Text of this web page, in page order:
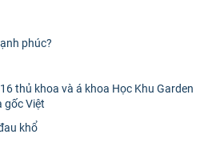
phúc?
thủ khoa và á khoa Học Khu Garden
gốc Việt
khổ